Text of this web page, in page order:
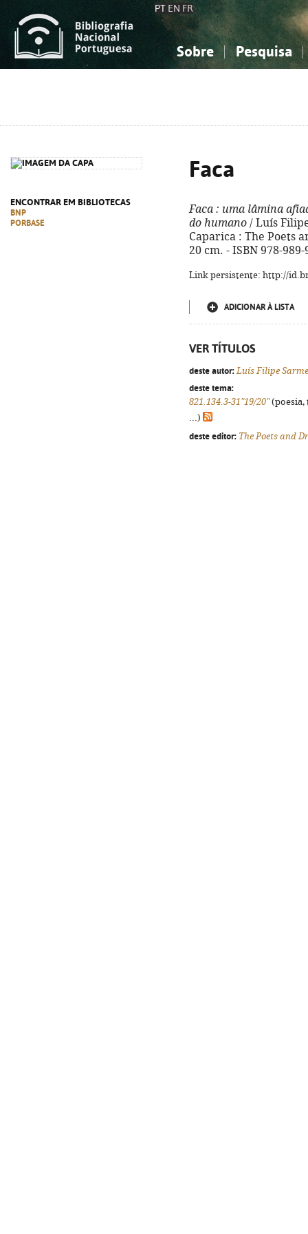
PT EN FR
Sobre Pesquisa
ENCONTRAR EM BIBLIOTECAS
BNP
PORBASE
Faca
Faca : uma lâmina
do humano / Luís
Caparica : The Poets
20 cm. - ISBN 978-989-
Link persistente: http://
ADICIONAR À LISTA
VER TÍTULOS
deste autor: Luís Filipe
deste tema:
821.134.3-31"19/20"(poesia,
...)
deste editor: The Poets and